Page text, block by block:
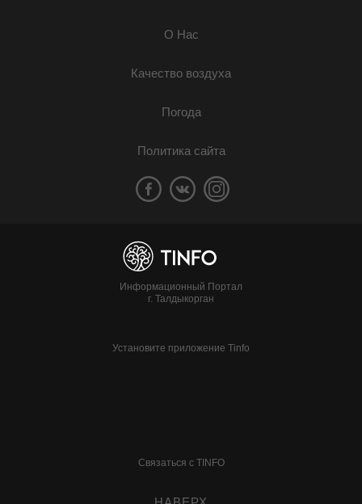
О Нас
Качество воздуха
Погода
Политика сайта
Информационный Портал
г. Талдыкорган
Установите приложение Tinfo
Связаться с TINFO